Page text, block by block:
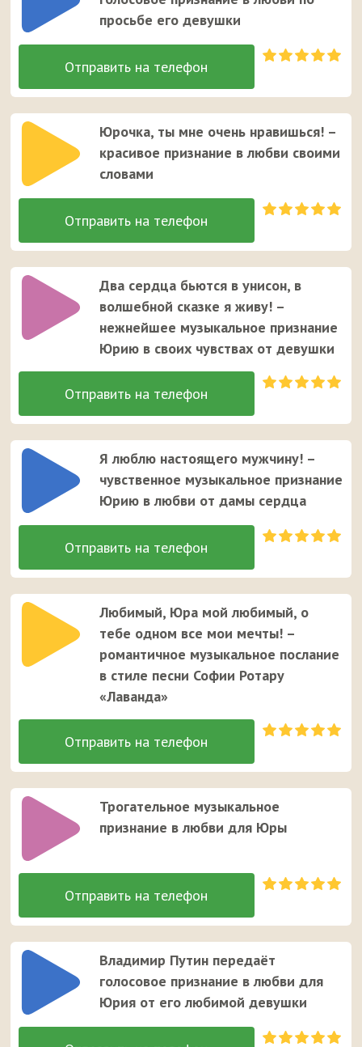
просьбе его девушки
Юрочка, ты мне очень нравишься! –
красивое признание в любви своими
словами
Два сердца бьются в унисон, в
волшебной сказке я живу! –
нежнейшее музыкальное признание
Юрию в своих чувствах от девушки
Я люблю настоящего мужчину! –
чувственное музыкальное признание
Юрию в любви от дамы сердца
Любимый, Юра мой любимый, о
тебе одном все мои мечты! –
романтичное музыкальное послание
в стиле песни Софии Ротару
«Лаванда»
Трогательное музыкальное
признание в любви для Юры
Владимир Путин передаёт
голосовое признание в любви для
Юрия от его любимой девушки